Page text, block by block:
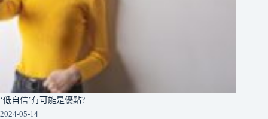
‘低自信’有可能是優點?
2024-05-14